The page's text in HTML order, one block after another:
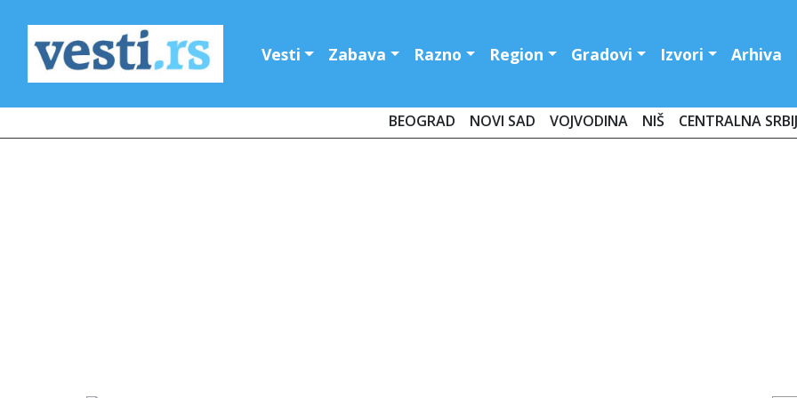
Vesti Zabava Razno Region Gradovi Izvori Arhiva
BEOGRAD NOVI SAD VOJVODINA NIŠ CENTRALNA